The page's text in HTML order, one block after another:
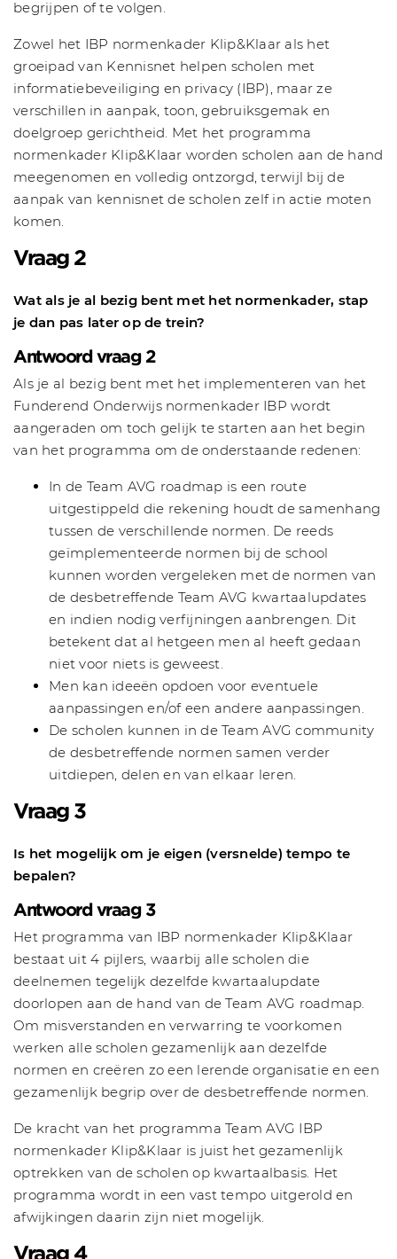
begrijpen of te volgen.
Zowel het IBP normenkader Klip&Klaar als het
groeipad van Kennisnet helpen scholen met
informatiebeveiliging en privacy (IBP), maar ze
verschillen in aanpak, toon, gebruiksgemak en
doelgroep gerichtheid. Met het programma
normenkader Klip&Klaar worden scholen aan de hand
meegenomen en volledig ontzorgd, terwijl bij de
aanpak van kennisnet de scholen zelf in actie moten
komen.
Vraag 2
Wat als je al bezig bent met het normenkader, stap
je dan pas later op de trein?
Antwoord vraag 2
Als je al bezig bent met het implementeren van het
Funderend Onderwijs normenkader IBP wordt
aangeraden om toch gelijk te starten aan het begin
van het programma om de onderstaande redenen:
In de Team AVG roadmap is een route
uitgestippeld die rekening houdt de samenhang
tussen de verschillende normen. De reeds
geïmplementeerde normen bij de school
kunnen worden vergeleken met de normen van
de desbetreffende Team AVG kwartaalupdates
en indien nodig verfijningen aanbrengen. Dit
betekent dat al hetgeen men al heeft gedaan
niet voor niets is geweest.
Men kan ideeën opdoen voor eventuele
aanpassingen en/of een andere aanpassingen.
De scholen kunnen in de Team AVG community
de desbetreffende normen samen verder
uitdiepen, delen en van elkaar leren.
Vraag 3
Is het mogelijk om je eigen (versnelde) tempo te
bepalen?
Antwoord vraag 3
Het programma van IBP normenkader Klip&Klaar
bestaat uit 4 pijlers, waarbij alle scholen die
deelnemen tegelijk dezelfde kwartaalupdate
doorlopen aan de hand van de Team AVG roadmap.
Om misverstanden en verwarring te voorkomen
werken alle scholen gezamenlijk aan dezelfde
normen en creëren zo een lerende organisatie en een
gezamenlijk begrip over de desbetreffende normen.
De kracht van het programma Team AVG IBP
normenkader Klip&Klaar is juist het gezamenlijk
optrekken van de scholen op kwartaalbasis. Het
programma wordt in een vast tempo uitgerold en
afwijkingen daarin zijn niet mogelijk.
Vraag 4